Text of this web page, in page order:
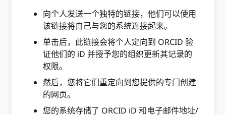
向个人发送一个独特的链接，他们可以使用
该链接将自己与您的系统连接起来。
单击后，此链接会将个人定向到 ORCID 验
证他们的 iD 并授予您的组织更新其记录的
权限。
然后，您将它们重定向到您提供的专门创建
的网页。
您的系统存储了 ORCID iD 和电子邮件地址/